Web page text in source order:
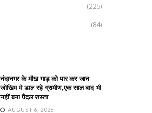
(225)
(84)
नंदानगर के मौख गाड़ को पार कर जान
जोखिम में डाल रहे ग्रामीण,एक साल बाद भी
नहीं बना पैदल रास्ता
AUGUST 6, 2026